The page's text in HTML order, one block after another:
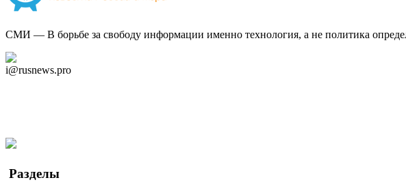
СМИ — В борьбе за свободу информации именно технология, а не политика
i@rusnews.pro
Разделы